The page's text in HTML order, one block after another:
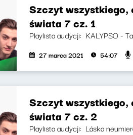
Szczyt
świata 7 cz. 1
Playlista audycji: KALYPSO -
27 marca 2021 54:07
Szczyt
świata 7 cz. 2
Playlista audycji: Láska